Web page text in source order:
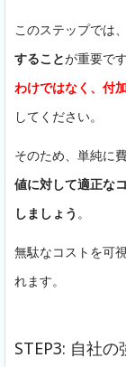
このステップでは、
することが重要で
わけではなく、付
してください。
そのため、単純に
値に対して適正な
しましょう 。
無駄なコストを可
れます。
STEP3: 自社